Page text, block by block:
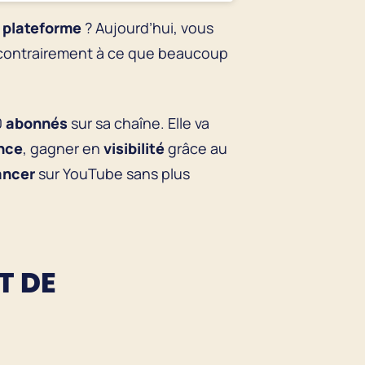
plateforme ? Aujourd’hui, vous
à ce que beaucoup
abonnés sur sa chaîne. Elle va
, gagner en visibilitégrâce au
sur YouTube sans plus
DE